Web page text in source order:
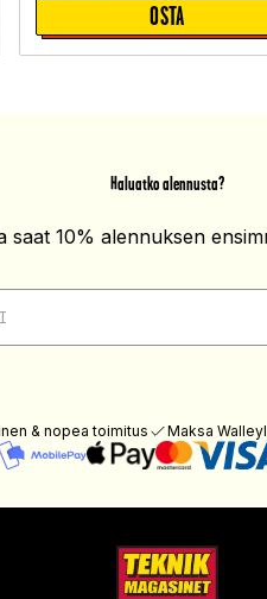
OSTA
Haluatko alennusta?
saat 10% alennuksen
& nopea toimitus Maksa